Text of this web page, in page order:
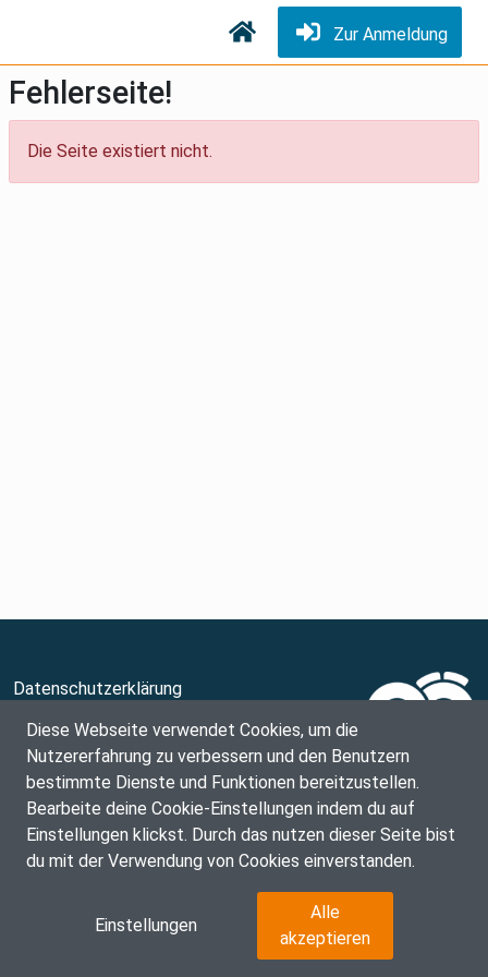
Zur Anmeldung
Fehlerseite!
Die Seite existiert nicht.
Datenschutzerklärung
Teilnahmebedingungen
Barrierefrei zur KinderUni OÖ
FAQ
Impressum
Diese Webseite verwendet Cookies, um die
Nutzererfahrung zu verbessern und den Benutzern
bestimmte Dienste und Funktionen bereitzustellen.
Bearbeite deine Cookie-Einstellungen indem du auf
Einstellungen klickst. Durch das nutzen dieser Seite bist
du mit der Verwendung von Cookies einverstanden.
Einstellungen
Alle
akzeptieren
Cookie Einstellungen